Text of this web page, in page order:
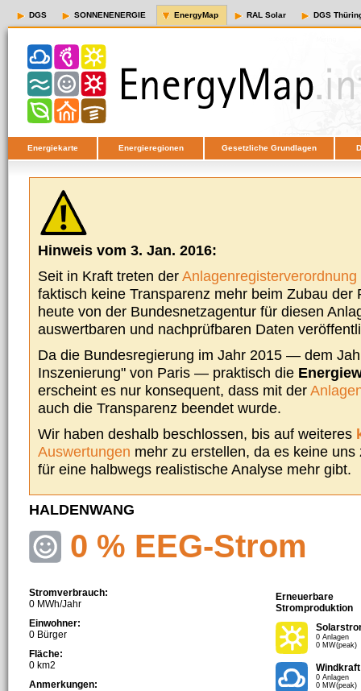
DGS SONNENENERGIE EnergyMap RAL Solar DGS
Energiekarte Energieregionen Gesetzliche Grundlagen
Hinweis vom 3. Jan. 2016:
Seit in Kraft treten derAnlagenregisterverordnung
faktisch keine Transparenz mehr beim Zubau der
heute von der Bundesnetzagentur für diesen
auswertbaren und nachprüfbaren Daten
Da die Bundesregierung im Jahr 2015 — dem
Inszenierung" von Paris — praktisch die
erscheint es nur konsequent, dass mit der
auch die Transparenz beendet wurde.
Wir haben deshalb beschlossen, bis auf weiteres
Auswertungen mehr zu erstellen, da es keine
für eine halbwegs realistische Analyse mehr gibt.
HALDENWANG
0 % EEG-Strom
Stromverbrauch:
0 MWh/Jahr
Einwohner:
0 Bürger
Fläche:
0 km2
Anmerkungen:
Erneuerbare
Stromproduktion
0 Anlagen
0 MW(peak)
Windkraft
0 Anlagen
0 MW(peak)